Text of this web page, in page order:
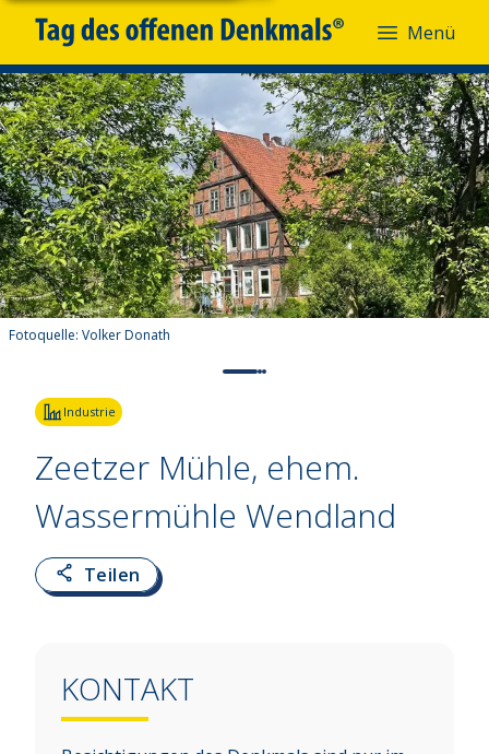
Menü
Fotoquelle: Volker Donath
Industrie
Zeetzer Mühle, ehem.
Wassermühle Wendland
Teilen
KONTAKT